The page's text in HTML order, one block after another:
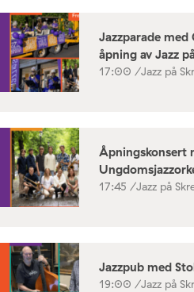
Jazzparade med
åpning av Jazz
17:00 /Jazz på
Åpningskonsert
17:45 /Jazz på
Jazzpub med
19:00 /Jazz på